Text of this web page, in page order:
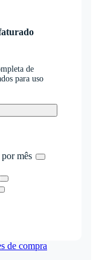
de
para uso
mês
de compra